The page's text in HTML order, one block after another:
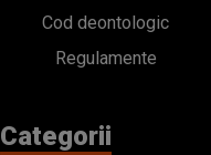
Cod deontologic
Regulamente
Categorii